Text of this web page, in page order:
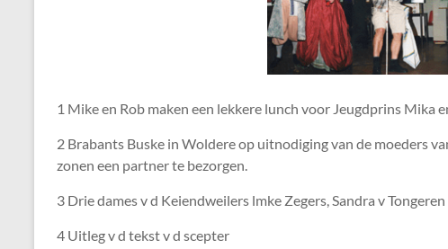
1 Mike en Rob maken een lekkere lunch voor Jeugdprins Mika
2 Brabants Buske in Woldere op uitnodiging van de moeders
zonen een partner te bezorgen.
3 Drie dames v d Keiendweilers lmke Zegers, Sandra v
4 Uitleg v d tekst v d scepter